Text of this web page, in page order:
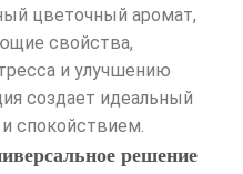
цветочный аромат,
свойства,
и улучшению
создает идеальный
спокойствием.
решение